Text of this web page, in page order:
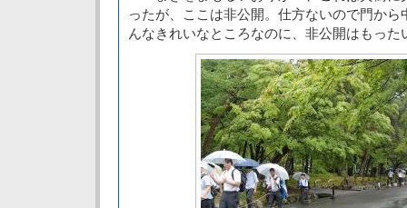
ったが、ここは非公開。仕方ないので門か
んなきれいなところなのに、非公開はもった